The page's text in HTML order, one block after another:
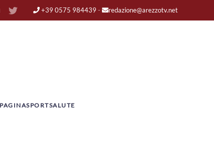
+39 0575 984439 - redazione@arezzotv.net
SPORTSALUTE